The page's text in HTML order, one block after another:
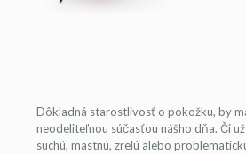
Dôkladná starostlivosť o pokožku, by
neodeliteľnou súčasťou nášho dňa. Či
suchú, mastnú, zrelú alebo